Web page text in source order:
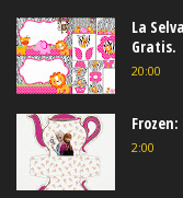
La
Gratis.
20:00
2:00